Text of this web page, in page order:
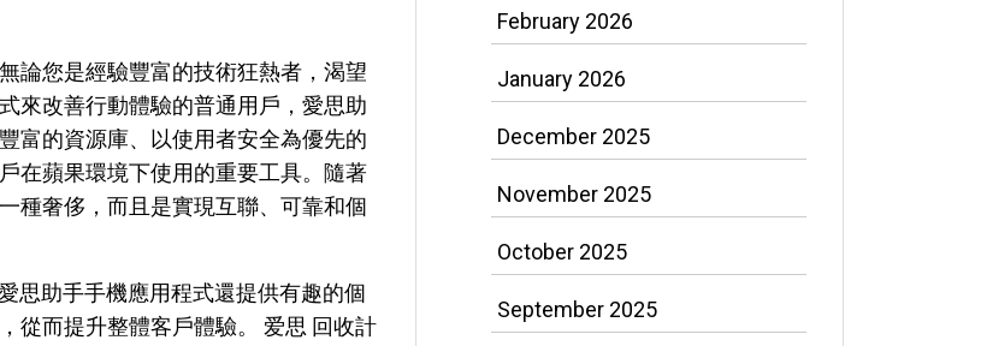
論您是經驗豐富的技術狂熱者，渴望
來改善行動體驗的普通用戶，愛思助
富的資源庫、以使用者安全為優先的
在蘋果環境下使用的重要工具。隨著
種奢侈，而且是實現互聯、可靠和個
思助手手機應用程式還提供有趣的個
從而提升整體客戶體驗。 爱思 回收計
February 2026
January 2026
December 2025
November 2025
October 2025
September 2025